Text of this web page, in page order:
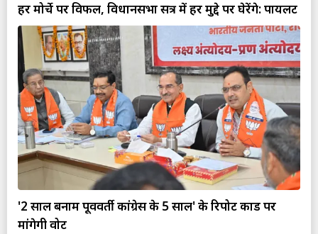
हर मोर्चे पर विफल, विधानसभा सत्र में हर मुद्दे पर घेरेंगे: पायलट
'2 साल बनाम पूर्ववर्ती कांग्रेस के 5 साल' के रिपोर्ट कार्ड पर
मांगेगी वोट